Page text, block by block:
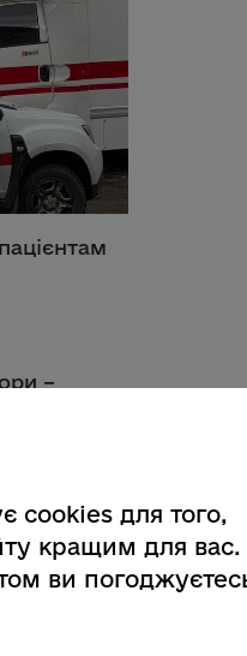
–
170
з яких
cookies для того,
кращим для вас.
ви